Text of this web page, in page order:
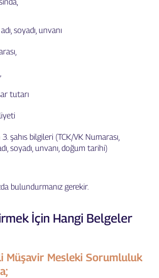
soyadı, unvanı
tutarı
şahıs bilgileri (TCK/VK Numarası,
soyadı, unvanı, doğum tarihi)
bulundurmanız gerekir.
İçin Hangi Belgeler
Müşavir Mesleki Sorumluluk